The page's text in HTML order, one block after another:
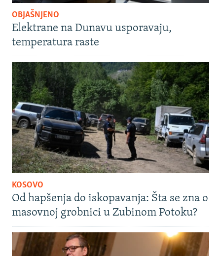
OBJAŠNJENO
Elektrane na Dunavu usporavaju,
temperatura raste
KOSOVO
Od hapšenja do iskopavanja: Šta se zna o
masovnoj grobnici u Zubinom Potoku?